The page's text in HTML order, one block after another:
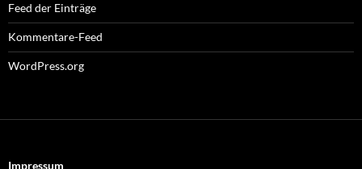
Feed der Einträge
Kommentare-Feed
WordPress.org
Impressum